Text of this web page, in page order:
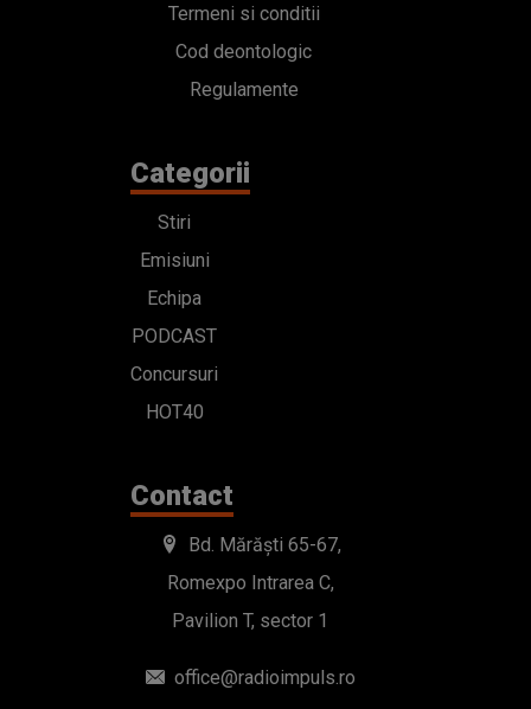
Termeni si conditii
Cod deontologic
Regulamente
Categorii
Stiri
Emisiuni
Echipa
PODCAST
Concursuri
HOT40
Contact
Bd. Mărăști 65-67,
Romexpo Intrarea C,
Pavilion T, sector 1
office@radioimpuls.ro